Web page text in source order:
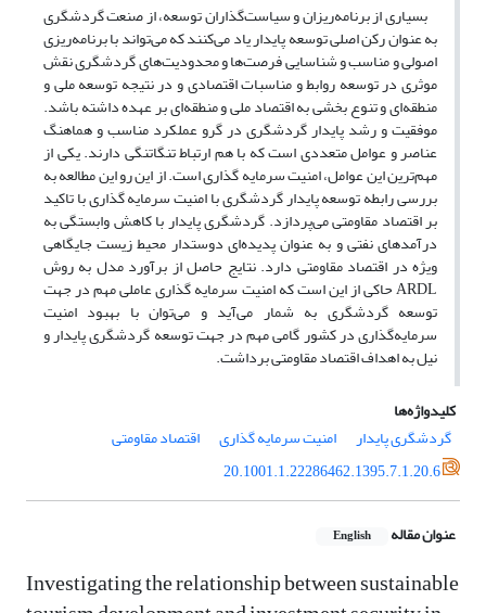
بسیاری از برنامه‌ریزان و سیاست‌گذاران توسعه، از صنعت گردشگری
به عنوان رکن اصلی توسعه پایدار یاد می‌کنند که می‌تواند با برنامه‌ریزی
اصولی و مناسب و شناسایی فرصت‌ها و محدودیت‌های گردشگری نقش
موثری در توسعه روابط و مناسبات اقتصادی و در نتیجه توسعه ملی و
منطقه‌ای و تنوع بخشی به اقتصاد ملی و منطقه‌ای بر عهده داشته باشد.
موفقیت و رشد پایدار گردشگری در گرو عملکرد مناسب و هماهنگ
عناصر و عوامل متعددی است که با هم ارتباط تنگاتنگی دارند. یکی از
مهم‌ترین این عوامل، امنیت سرمایه گذاری است. از این رو این مطالعه به
بررسی رابطه توسعه پایدار گردشگری با امنیت سرمایه گذاری با تاکید
بر اقتصاد مقاومتی می‌پردازد. گردشگری پایدار با کاهش وابستگی به
درآمدهای نفتی و به عنوان پدیده‌ای دوستدار محیط زیست جایگاهی
ویژه در اقتصاد مقاومتی دارد. نتایج حاصل از برآورد مدل به روش
ARDL حاکی از این است که امنیت سرمایه گذاری عاملی مهم در جهت
توسعه گردشگری به شمار می‌آید و می‌توان با بهبود امنیت
سرمایه‌گذاری در کشور گامی مهم در جهت توسعه گردشگری پایدار و
نیل به اهداف اقتصاد مقاومتی برداشت.
کلیدواژه‌ها
گردشگری پایدار
امنیت سرمایه گذاری
اقتصاد مقاومتی
20.1001.1.22286462.1395.7.1.20.6
عنوان مقاله English
Investigating the relationship between sustainable